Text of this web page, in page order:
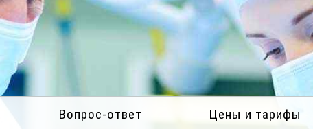
Вопрос-ответ Цены и тарифы